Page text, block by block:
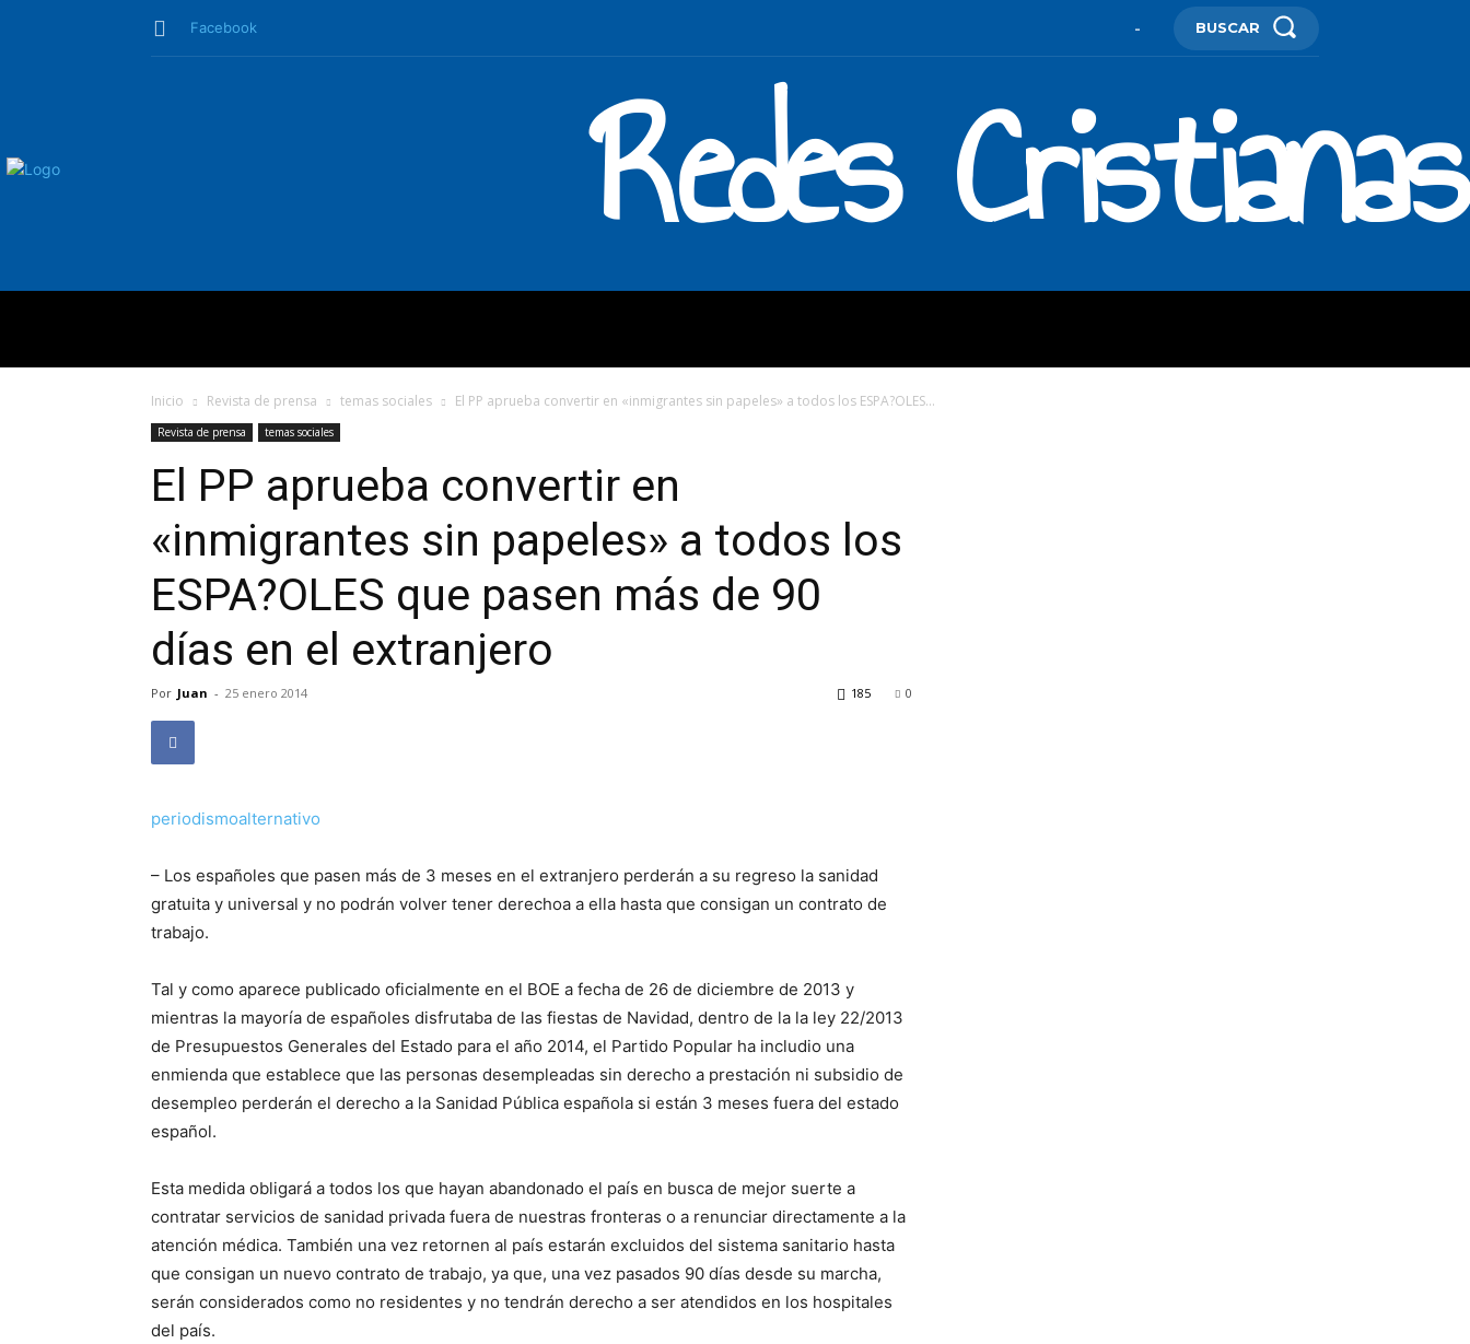
Facebook - BUSCAR
Redes Cristianas
Inicio Revista de prensa temas sociales El PP aprueba convertir en «inmigrantes sin papeles» a todos los ESPA?OLES...
Revista de prensa temas sociales
El PP aprueba convertir en
«inmigrantes sin papeles» a todos los
ESPA?OLES que pasen más de 90
días en el extranjero
Por Juan - 25 enero 2014 0
185
periodismoalternativo
– Los españoles que pasen más de 3 meses en el extranjero perderán a su regreso la sanidad
gratuita y universal y no podrán volver tener derechoa a ella hasta que consigan un contrato de
trabajo.
Tal y como aparece publicado oficialmente en el BOE a fecha de 26 de diciembre de 2013 y
mientras la mayoría de españoles disfrutaba de las fiestas de Navidad, dentro de la la ley 22/2013
de Presupuestos Generales del Estado para el año 2014, el Partido Popular ha includio una
enmienda que establece que las personas desempleadas sin derecho a prestación ni subsidio de
desempleo perderán el derecho a la Sanidad Pública española si están 3 meses fuera del estado
español.
Esta medida obligará a todos los que hayan abandonado el país en busca de mejor suerte a
contratar servicios de sanidad privada fuera de nuestras fronteras o a renunciar directamente a la
atención médica. También una vez retornen al país estarán excluidos del sistema sanitario hasta
que consigan un nuevo contrato de trabajo, ya que, una vez pasados 90 días desde su marcha,
serán considerados como no residentes y no tendrán derecho a ser atendidos en los hospitales
del país.